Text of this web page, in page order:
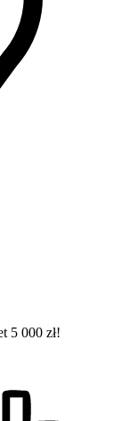
5 000 zł!